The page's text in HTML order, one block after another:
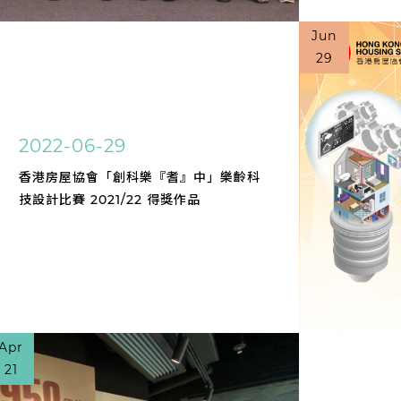
Jun
29
2022-06-29
香港房屋協會「創科樂『耆』中」樂齡科
技設計比賽 2021/22 得獎作品
21